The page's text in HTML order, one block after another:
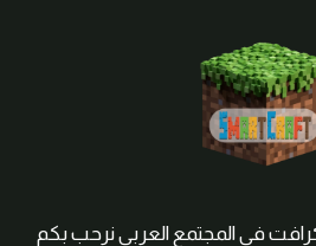
في المجتمع العربي نرحب بكم